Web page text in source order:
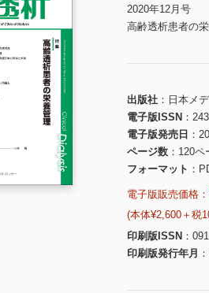
2020年12月号
高齢透析患者の
出版社
日本メ
電子版ISSN
電子版発売日
ページ数
120ペ
フォーマット
電子版販売価格：
(本体¥2,600＋税
印刷版ISSN
印刷版発行年月